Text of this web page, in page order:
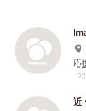
応
近